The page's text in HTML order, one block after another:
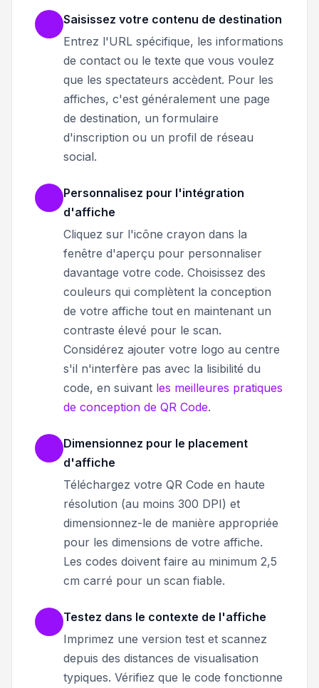
Saisissez votre contenu de destination
Entrez l'URL spécifique, les informations
de contact ou le texte que vous voulez
que les spectateurs accèdent. Pour les
affiches, c'est généralement une page
de destination, un formulaire
d'inscription ou un profil de réseau
social.
Personnalisez pour l'intégration
d'affiche
Cliquez sur l'icône crayon dans la
fenêtre d'aperçu pour personnaliser
davantage votre code. Choisissez des
couleurs qui complètent la conception
de votre affiche tout en maintenant un
contraste élevé pour le scan.
Considérez ajouter votre logo au centre
s'il n'interfère pas avec la lisibilité du
code, en suivant les meilleures pratiques
de conception de QR Code.
Dimensionnez pour le placement
d'affiche
Téléchargez votre QR Code en haute
résolution (au moins 300 DPI) et
dimensionnez-le de manière appropriée
pour les dimensions de votre affiche.
Les codes doivent faire au minimum 2,5
cm carré pour un scan fiable.
Testez dans le contexte de l'affiche
Imprimez une version test et scannez
depuis des distances de visualisation
typiques. Vérifiez que le code fonctionne